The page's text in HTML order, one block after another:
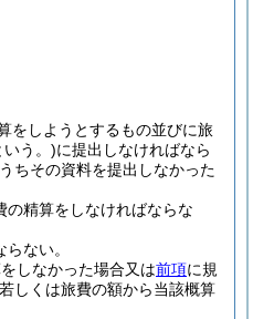
をしようとするもの並びに旅
いう。)に提出しなければなら
ちその資料を提出しなかった
の精算をしなければならな
ない。
しなかった場合又は前項に規
しくは旅費の額から当該概算